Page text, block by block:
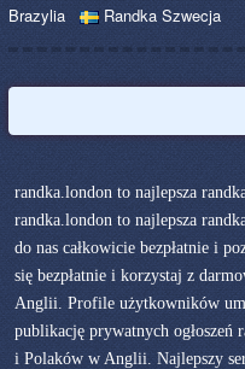
Brazylia
Randka Szwecja
randka.london to najlepsza
randka.london to najlepsza
do nas całkowicie bezpłatnie i
się bezpłatnie i korzystaj z
Anglii. Profile użytkowników
publikację prywatnych ogłoszeń
i Polaków w Anglii. Najlepszy